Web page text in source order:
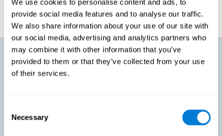
We use cookies to personalise content and ads, to
provide social media features and to analyse our traffic.
We also share information about your use of our site with
our social media, advertising and analytics partners who
may combine it with other information that you’ve
provided to them or that they’ve collected from your use
of their services.
Selection
Necessary
¿Qué voy a conseguir con el
entrenamiento cognitivo para un
envejecimiento activo?
mismo es lo que le ocurre a nuestro cerebro. Es normal que perdamos
agilidad mental, que nos cueste más recuperar información o aprender
cosas nuevas. Estos cambios no significan que tengamos ninguna